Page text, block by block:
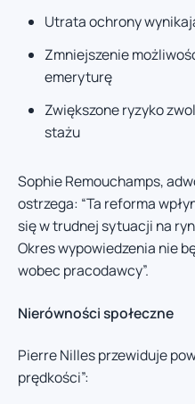
Utrata ochrony
Zmniejszenie
emeryturę
Zwiększone ryzyko
stażu
Sophie Remouchamps,
ostrzega: “Ta reforma
się w trudnej sytuacji na
Okres wypowiedzenia nie
wobec pracodawcy”.
Nierówności społeczne
Pierre Nilles przewiduje
prędkości”: